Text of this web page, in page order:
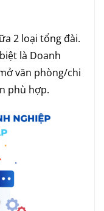
2 loại tổng đài.
là Doanh
văn phòng/chi
phù hợp.